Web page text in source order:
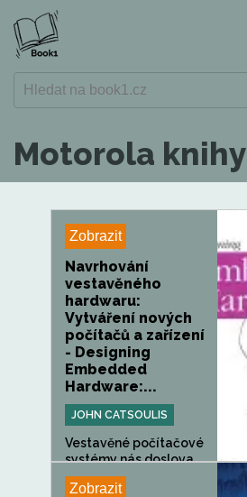
Motorola knihy
Zobrazit
Navrhování
vestavěného
hardwaru:
Vytváření nových
počítačů a zařízení
- Designing
Embedded
Hardware:...
JOHN CATSOULIS
Vestavěné počítačové
systémy nás doslova...
Zobrazit